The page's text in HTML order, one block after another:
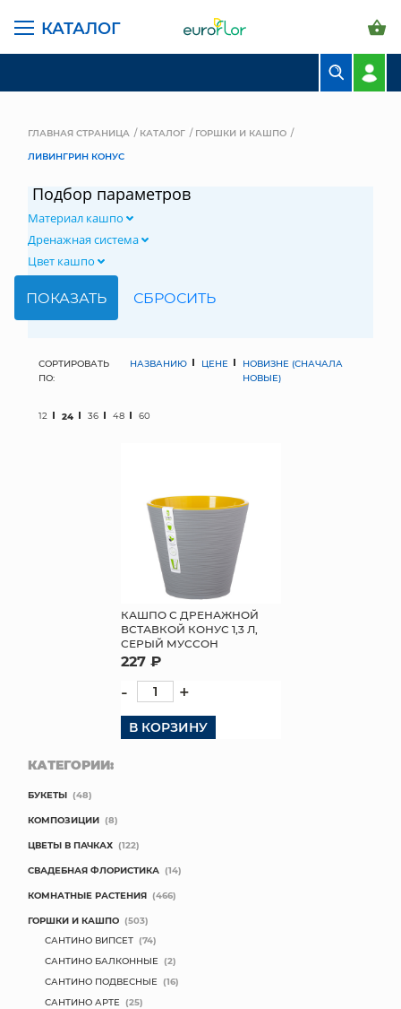
КАТАЛОГ
СВАДЕБНАЯ ФЛОРИСТИКА
КОМНАТНЫЕ РАСТЕНИЯ
ЯЩИКИ
СУНДУКИ
ИСКУССТВЕННЫЕ ЦВЕТЫ
ПАКЕТЫ И СУМКИ
ГЛАВНАЯ СТРАНИЦА КАТАЛОГ
ГОРШКИ И КАШПО
ЛИВИНГРИН КОНУС
Подбор параметров
Материал кашпо
Дренажная система
Цвет кашпо
СОРТИРОВАТЬ
ПО:
НАЗВАНИЮ ЦЕНЕ
НОВИЗНЕ (СНАЧАЛА
НОВЫЕ)
12 24 36 48 60
КАШПО С ДРЕНАЖНОЙ
ВСТАВКОЙ КОНУС 1,3 Л,
СЕРЫЙ МУССОН
227 ₽
- +
В КОРЗИНУ
КАТЕГОРИИ:
БУКЕТЫ (48)
КОМПОЗИЦИИ (8)
ЦВЕТЫ В ПАЧКАХ (122)
СВАДЕБНАЯ ФЛОРИСТИКА (14)
КОМНАТНЫЕ РАСТЕНИЯ (466)
ГОРШКИ И КАШПО (503)
САНТИНО ВИПСЕТ (74)
САНТИНО БАЛКОННЫЕ (2)
САНТИНО ПОДВЕСНЫЕ (16)
САНТИНО АРТЕ (25)